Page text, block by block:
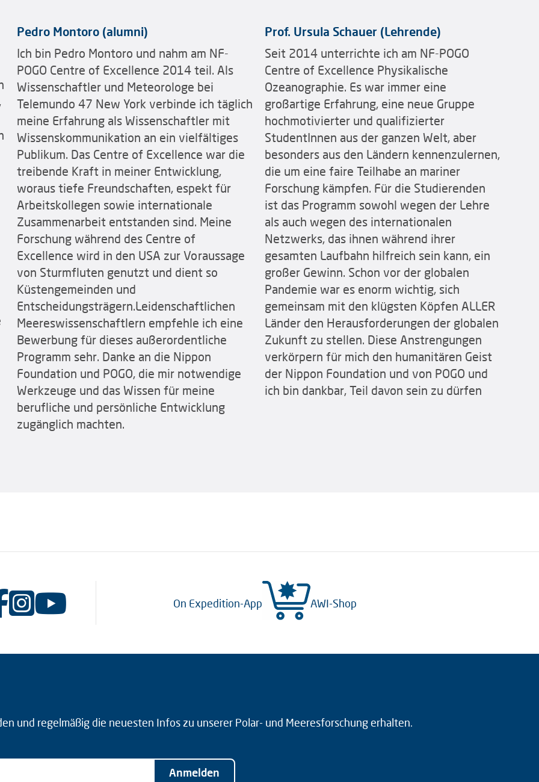
Pedro Montoro (alumni)
Ich bin Pedro Montoro und nahm am NF-
POGO Centre of Excellence 2014 teil. Als
Wissenschaftler und Meteorologe bei
Telemundo 47 New York verbinde ich täglich
meine Erfahrung als Wissenschaftler mit
Wissenskommunikation an ein vielfältiges
Publikum. Das Centre of Excellence war die
treibende Kraft in meiner Entwicklung,
woraus tiefe Freundschaften, espekt für
Arbeitskollegen sowie internationale
Zusammenarbeit entstanden sind. Meine
Forschung während des Centre of
Excellence wird in den USA zur Voraussage
von Sturmfluten genutzt und dient so
Küstengemeinden und
Entscheidungsträgern.Leidenschaftlichen
Meereswissenschaftlern empfehle ich eine
Bewerbung für dieses außerordentliche
Programm sehr. Danke an die Nippon
Foundation und POGO, die mir notwendige
Werkzeuge und das Wissen für meine
berufliche und persönliche Entwicklung
zugänglich machten.
Prof. Ursula Schauer (Lehrende)
Seit 2014 unterrichte ich am NF-POGO
Centre of Excellence Physikalische
Ozeanographie. Es war immer eine
großartige Erfahrung, eine neue Gruppe
hochmotivierter und qualifizierter
StudentInnen aus der ganzen Welt, aber
besonders aus den Ländern kennenzulernen,
die um eine faire Teilhabe an mariner
Forschung kämpfen. Für die Studierenden
ist das Programm sowohl wegen der Lehre
als auch wegen des internationalen
Netzwerks, das ihnen während ihrer
gesamten Laufbahn hilfreich sein kann, ein
großer Gewinn. Schon vor der globalen
Pandemie war es enorm wichtig, sich
gemeinsam mit den klügsten Köpfen ALLER
Länder den Herausforderungen der globalen
Zukunft zu stellen. Diese Anstrengungen
verkörpern für mich den humanitären Geist
der Nippon Foundation und von POGO und
ich bin dankbar, Teil davon sein zu dürfen
On Expedition-App AWI-Shop
und regelmäßig die neuesten Infos zu unserer Polar- und Meeresforschung erhalten.
Anmelden